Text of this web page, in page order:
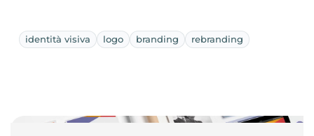
identità visiva logo branding rebranding